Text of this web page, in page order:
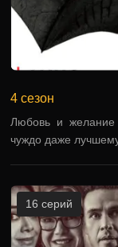
4 сезон
Любовь и желание
чуждо даже
16 серий